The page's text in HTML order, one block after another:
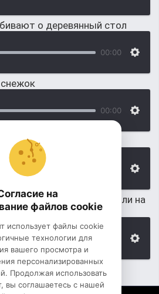
о деревянный стол
00:00
снежок
00:00
бросили на стол
кости потрясли и бросили на
на
файлов cookie
использует файлы cookie
технологии для
вашего просмотра и
персонализированных
Продолжая использовать
вы соглашаетесь с нашей